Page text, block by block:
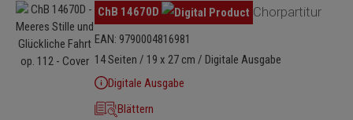
Bildergalerie überspringen
ChB 14670D Chorpartitur
EAN: 9790004816981
14 Seiten / 19 x 27 cm / Digitale Ausgabe
Digitale Ausgabe
Blättern